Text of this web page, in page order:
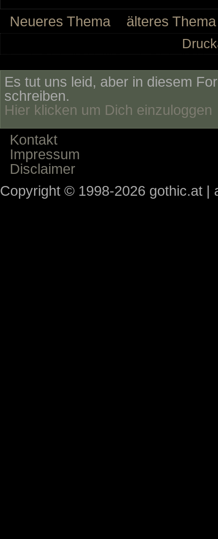
Neueres Thema älteres Thema
Es tut uns leid, aber in diesem
schreiben.
Hier klicken um Dich einzuloggen
Kontakt
Impressum
Disclaimer
Copyright © 1998-2026 gothic.at |